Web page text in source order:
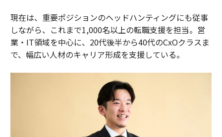
現在は、重要ポジションのヘッドハンティングにも従事
しながら、これまで1,000名以上の転職支援を担当。営
業・IT領域を中心に、20代後半から40代のCxOクラスま
で、幅広い人材のキャリア形成を支援している。